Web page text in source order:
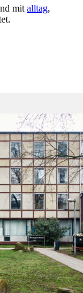
mit alltag,